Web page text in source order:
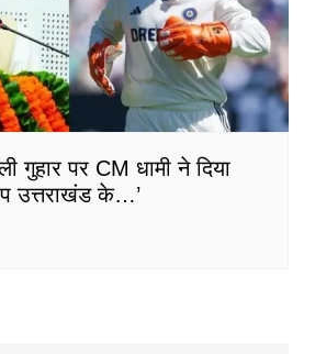
गुहार पर CM धामी ने दिया
उत्तराखंड के…’